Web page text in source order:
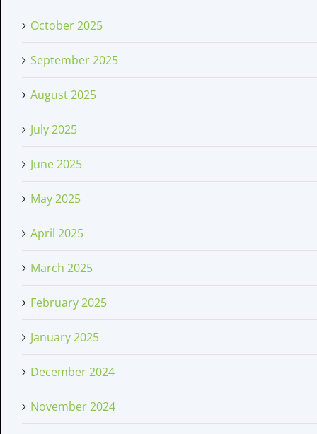
October 2025
September 2025
August 2025
July 2025
June 2025
May 2025
April 2025
March 2025
February 2025
January 2025
December 2024
November 2024